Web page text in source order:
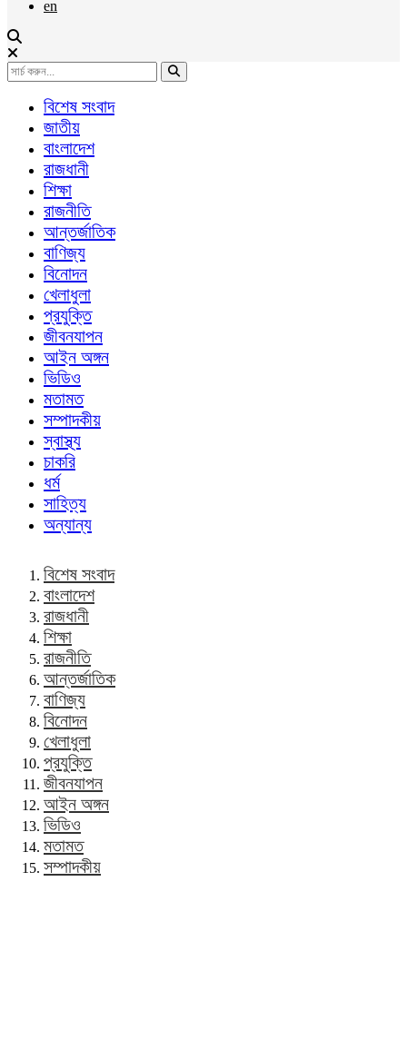
en
বিশেষ সংবাদ
জাতীয়
বাংলাদেশ
রাজধানী
শিক্ষা
রাজনীতি
আন্তর্জাতিক
বাণিজ্য
বিনোদন
খেলাধুলা
প্রযুক্তি
জীবনযাপন
আইন অঙ্গন
ভিডিও
মতামত
সম্পাদকীয়
স্বাস্থ্য
চাকরি
ধর্ম
সাহিত্য
অন্যান্য
বিশেষ সংবাদ
বাংলাদেশ
রাজধানী
শিক্ষা
রাজনীতি
আন্তর্জাতিক
বাণিজ্য
বিনোদন
খেলাধুলা
প্রযুক্তি
জীবনযাপন
আইন অঙ্গন
ভিডিও
মতামত
সম্পাদকীয়